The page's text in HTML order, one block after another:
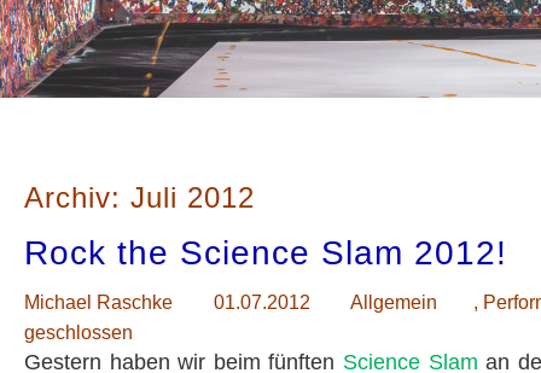
Archiv: Juli 2012
Rock the Science Slam 2012!
Michael Raschke 01.07.2012 Allgemein ,
geschlossen
Gestern haben wir beim fünften Science Slam an